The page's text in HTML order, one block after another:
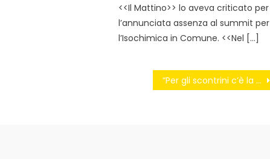
<<Il Mattino>> lo aveva criticato per
l’annunciata assenza al summit per
l’Isochimica in Comune. <<Nel […]
“Per gli scontrini c’è la diretta tv, zero se andiamo in discarica”